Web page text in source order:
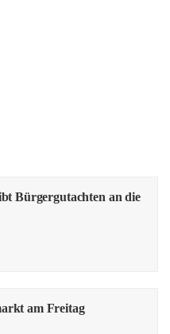
Bürgergutachten an die
am Freitag